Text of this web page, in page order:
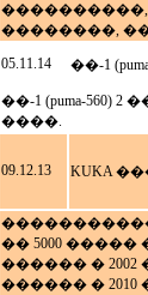
��������,
05.11.14
��-1
��-1 (puma-
����.
09.12.13 KUKA
�� 5000 �����
������ � 2002
������ �